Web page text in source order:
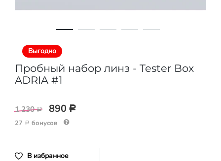
Выгодно
Пробный набор линз - Tester Box
ADRIA #1
1 230 Р 890 Р
27 Р бонусов
В избранное